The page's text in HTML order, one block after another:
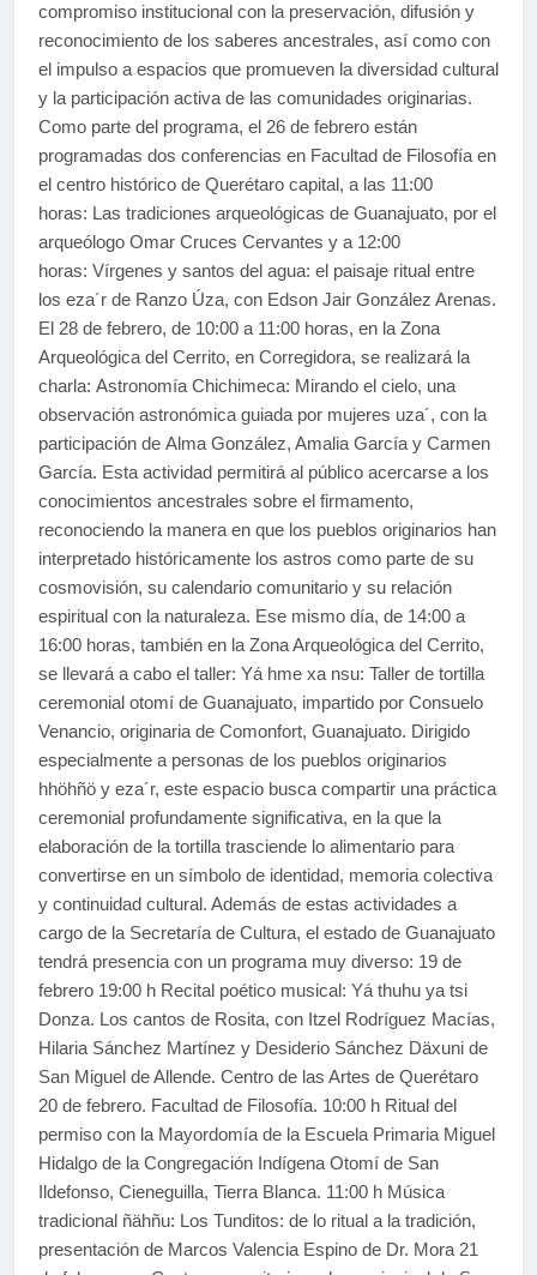
compromiso institucional con la preservación, difusión y
reconocimiento de los saberes ancestrales, así como con
el impulso a espacios que promueven la diversidad cultural
y la participación activa de las comunidades originarias.
Como parte del programa, el 26 de febrero están
programadas dos conferencias en Facultad de Filosofía en
el centro histórico de Querétaro capital, a las 11:00
horas: Las tradiciones arqueológicas de Guanajuato, por el
arqueólogo Omar Cruces Cervantes y a 12:00
horas: Vírgenes y santos del agua: el paisaje ritual entre
los eza´r de Ranzo Úza, con Edson Jair González Arenas.
El 28 de febrero, de 10:00 a 11:00 horas, en la Zona
Arqueológica del Cerrito, en Corregidora, se realizará la
charla: Astronomía Chichimeca: Mirando el cielo, una
observación astronómica guiada por mujeres uza´, con la
participación de Alma González, Amalia García y Carmen
García. Esta actividad permitirá al público acercarse a los
conocimientos ancestrales sobre el firmamento,
reconociendo la manera en que los pueblos originarios han
interpretado históricamente los astros como parte de su
cosmovisión, su calendario comunitario y su relación
espiritual con la naturaleza. Ese mismo día, de 14:00 a
16:00 horas, también en la Zona Arqueológica del Cerrito,
se llevará a cabo el taller: Yá hme xa nsu: Taller de tortilla
ceremonial otomí de Guanajuato, impartido por Consuelo
Venancio, originaria de Comonfort, Guanajuato. Dirigido
especialmente a personas de los pueblos originarios
hhöhñö y eza´r, este espacio busca compartir una práctica
ceremonial profundamente significativa, en la que la
elaboración de la tortilla trasciende lo alimentario para
convertirse en un símbolo de identidad, memoria colectiva
y continuidad cultural. Además de estas actividades a
cargo de la Secretaría de Cultura, el estado de Guanajuato
tendrá presencia con un programa muy diverso: 19 de
febrero 19:00 h Recital poético musical: Yá thuhu ya tsi
Donza. Los cantos de Rosita, con Itzel Rodríguez Macías,
Hilaria Sánchez Martínez y Desiderio Sánchez Däxuni de
San Miguel de Allende. Centro de las Artes de Querétaro
20 de febrero. Facultad de Filosofía. 10:00 h Ritual del
permiso con la Mayordomía de la Escuela Primaria Miguel
Hidalgo de la Congregación Indígena Otomí de San
Ildefonso, Cieneguilla, Tierra Blanca. 11:00 h Música
tradicional ñähñu: Los Tunditos: de lo ritual a la tradición,
presentación de Marcos Valencia Espino de Dr. Mora 21